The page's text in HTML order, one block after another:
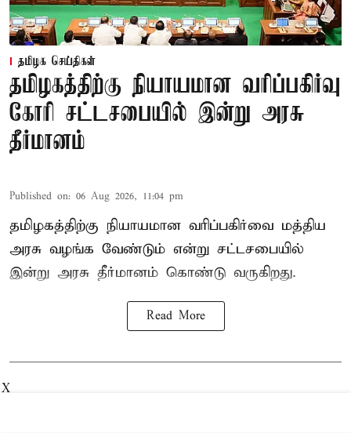
தமிழக செய்திகள்
தமிழகத்திற்கு நியாயமான வரிப்பகிர்வு
கோரி சட்டசபையில் இன்று அரசு
தீர்மானம்
Published on: 06 Aug 2026, 11:04 pm
தமிழகத்திற்கு நியாயமான வரிப்பகிர்வை மத்திய
அரசு வழங்க வேண்டும் என்று சட்டசபையில்
இன்று அரசு தீர்மானம் கொண்டு வருகிறது.
Read More
X